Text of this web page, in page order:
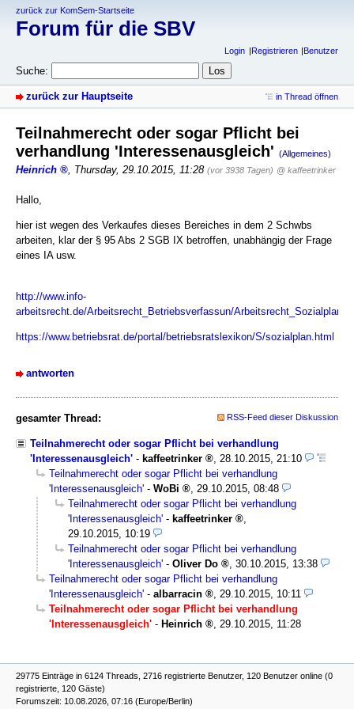
zurück zur KomSem-Startseite
Forum für die SBV
Login Registrieren Benutzer
Suche:
zurück zur Hauptseite in Thread öffnen
Teilnahmerecht oder sogar Pflicht bei
verhandlung 'Interessenausgleich' (Allgemeines)
Heinrich , Thursday, 29.10.2015, 11:28 (vor 3938 Tagen) @ kaffeetrinker
Hallo,
hier ist wegen des Verkaufes dieses Bereiches in dem 2 Schwbs
arbeiten, klar der § 95 Abs 2 SGB IX betroffen, unabhängig der Frage
eines IA usw.
http://www.info-
arbeitsrecht.de/Arbeitsrecht_Betriebsverfassun/Arbeitsrecht_Sozialplan/
https://www.betriebsrat.de/portal/betriebsratslexikon/S/sozialplan.html
antworten
gesamter Thread: RSS-Feed dieser Diskussion
Teilnahmerecht oder sogar Pflicht bei verhandlung
'Interessenausgleich' - kaffeetrinker , 28.10.2015, 21:10
Teilnahmerecht oder sogar Pflicht bei verhandlung
'Interessenausgleich' - WoBi , 29.10.2015, 08:48
Teilnahmerecht oder sogar Pflicht bei verhandlung
'Interessenausgleich' - kaffeetrinker
,
29.10.2015, 10:19
Teilnahmerecht oder sogar Pflicht bei verhandlung
'Interessenausgleich' - Oliver Do , 30.10.2015, 13:38
Teilnahmerecht oder sogar Pflicht bei verhandlung
'Interessenausgleich' - albarracin , 29.10.2015, 10:11
Teilnahmerecht oder sogar Pflicht bei verhandlung
'Interessenausgleich' - Heinrich , 29.10.2015, 11:28
29775 Einträge in 6124 Threads, 2716 registrierte Benutzer, 120 Benutzer online (0
registrierte, 120 Gäste)
Forumszeit: 10.08.2026, 07:16 (Europe/Berlin)